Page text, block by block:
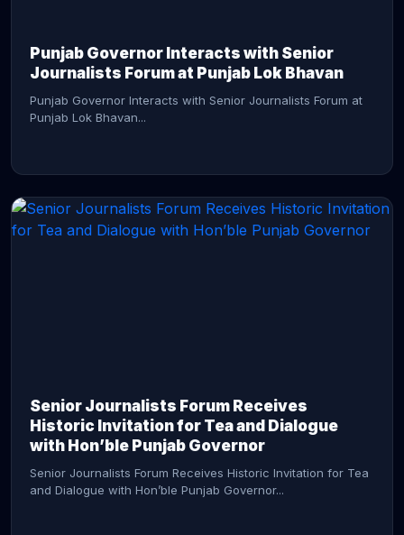
Punjab Governor Interacts with Senior
Journalists Forum at Punjab Lok Bhavan
Punjab Governor Interacts with Senior Journalists Forum at
Punjab Lok Bhavan...
Senior Journalists Forum Receives
Historic Invitation for Tea and Dialogue
with Hon’ble Punjab Governor
Senior Journalists Forum Receives Historic Invitation for Tea
and Dialogue with Hon’ble Punjab Governor...